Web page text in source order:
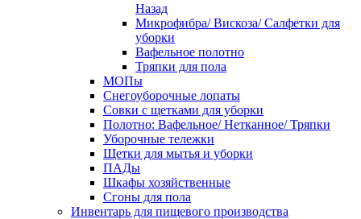
Назад
Микрофибра/ Вискоза/ Салфетки для
уборки
Вафельное полотно
Тряпки для пола
МОПы
Снегоуборочные лопаты
Совки с щетками для уборки
Полотно: Вафельное/ Нетканное/ Тряпки
Уборочные тележки
Щетки для мытья и уборки
ПАДы
Шкафы хозяйственные
Сгоны для пола
Инвентарь для пищевого производства